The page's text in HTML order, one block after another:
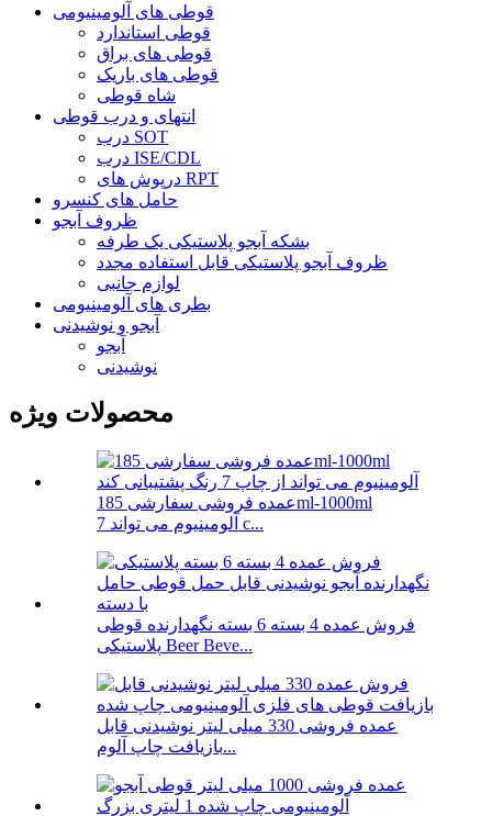
قوطی های آلومینیومی
قوطی استاندارد
قوطی های براق
قوطی های باریک
شاه قوطی
انتهای و درب قوطی
درب SOT
درب ISE/CDL
درپوش های RPT
حامل های کنسرو
ظروف آبجو
بشکه آبجو پلاستیکی یک طرفه
ظروف آبجو پلاستیکی قابل استفاده مجدد
لوازم جانبی
بطری های آلومینیومی
آبجو و نوشیدنی
آبجو
نوشیدنی
محصولات ویژه
عمده فروشی سفارشی 185ml-1000ml
آلومینیوم می تواند 7 c...
فروش عمده 4 بسته 6 بسته نگهدارنده قوطی
پلاستیکی Beer Beve...
عمده فروشی 330 میلی لیتر نوشیدنی قابل
بازیافت چاپ آلوم...